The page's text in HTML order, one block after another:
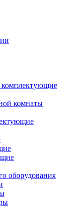
комнаты
оборудования